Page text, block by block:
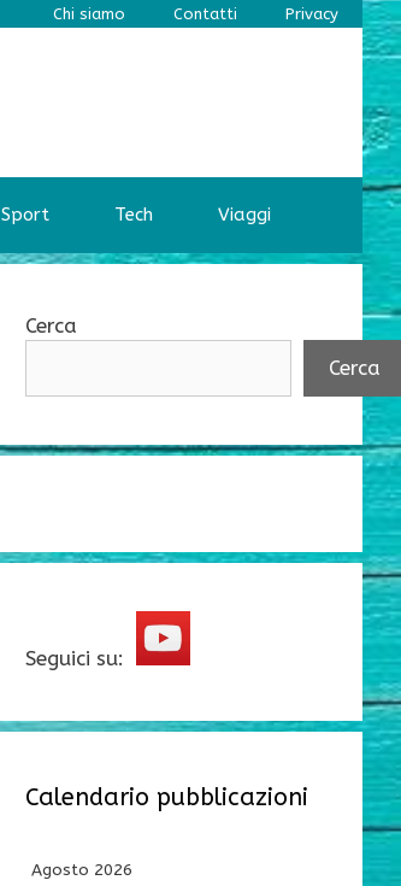
Chi siamo Contatti Privacy
Sport Tech Viaggi
Cerca
Cerca
Seguici su:
Calendario pubblicazioni
Agosto 2026